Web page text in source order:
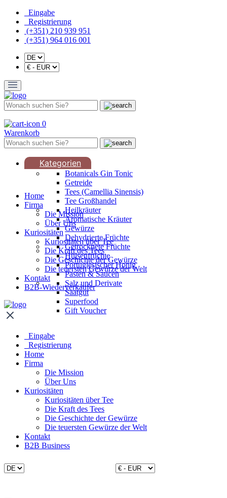
Eingabe
Registrierung
(+351) 210 939 951
(+351) 964 016 001
0
Warenkorb
Kategorien
Botanicals Gin Tonic
Getreide
Tees (Camellia Sinensis)
Tee Großhandel
Heilkräuter
Aromatische Kräuter
Gewürze
Dehydrierte Früchte
Getrocknete Früchte
Hülsenfrüchte
Portugiesischer Honig
Pasten & Saucen
Salz und Derivate
Saatgut
Superfood
Gift Voucher
Home
Firma
Die Mission
Über Uns
Kuriositäten
Kuriositäten über Tee
Die Kraft des Tees
Die Geschichte der Gewürze
Die teuersten Gewürze der Welt
Kontakt
B2B-Wiederverkäufer
Eingabe
Registrierung
Home
Firma
Die Mission
Über Uns
Kuriositäten
Kuriositäten über Tee
Die Kraft des Tees
Die Geschichte der Gewürze
Die teuersten Gewürze der Welt
Kontakt
B2B Business